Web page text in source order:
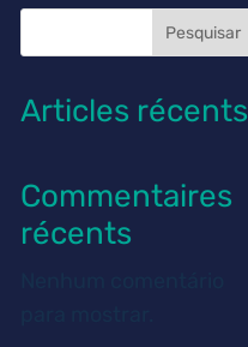
Pesquisar
Articles récents
Commentaires
récents